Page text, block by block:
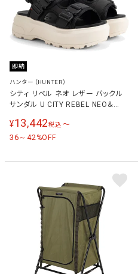
即納
ハンター（HUNTER）
シティ リベル ネオ レザー バックル
サンダル U CITY REBEL NEO＆
レディース UFD3109LEA
¥13,442税込 〜
36～42 %OFF